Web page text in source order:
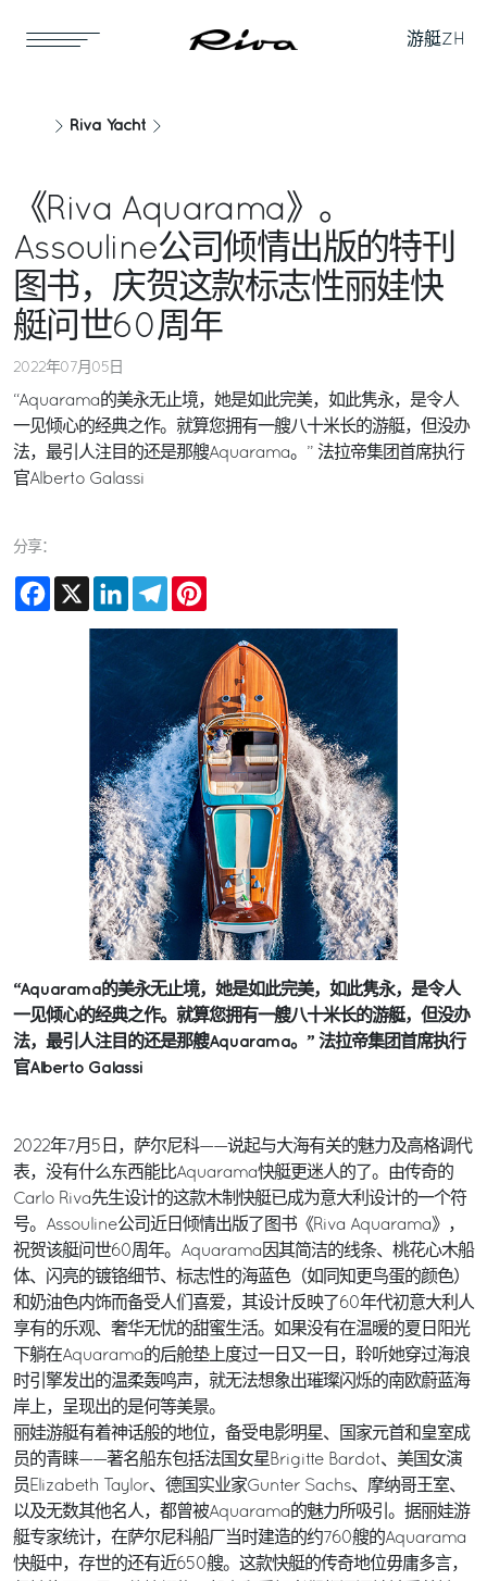
游艇ZH
Riva Yacht
《Riva Aquarama》。
Assouline公司倾情出版的特刊
图书，庆贺这款标志性丽娃快
艇问世60周年
2022年07月05日
“Aquarama的美永无止境，她是如此完美，如此隽永，是令人
一见倾心的经典之作。就算您拥有一艘八十米长的游艇，但没办
法，最引人注目的还是那艘Aquarama。” 法拉帝集团首席执行
官Alberto Galassi
分享：
Facebook
X LinkedInTelegram
“Aquarama的美永无止境，她是如此完美，如此隽永，是令人
一见倾心的经典之作。就算您拥有一艘八十米长的游艇，但没办
法，最引人注目的还是那艘Aquarama。” 法拉帝集团首席执行
官Alberto Galassi
2022年7月5日，萨尔尼科——说起与大海有关的魅力及高格调代
表，没有什么东西能比Aquarama快艇更迷人的了。由传奇的
Carlo Riva先生设计的这款木制快艇已成为意大利设计的一个符
号。Assouline公司近日倾情出版了图书《Riva Aquarama》，
祝贺该艇问世60周年。Aquarama因其简洁的线条、桃花心木船
体、闪亮的镀铬细节、标志性的海蓝色（如同知更鸟蛋的颜色）
和奶油色内饰而备受人们喜爱，其设计反映了60年代初意大利人
享有的乐观、奢华无忧的甜蜜生活。如果没有在温暖的夏日阳光
下躺在Aquarama的后舱垫上度过一日又一日，聆听她穿过海浪
时引擎发出的温柔轰鸣声，就无法想象出璀璨闪烁的南欧蔚蓝海
岸上，呈现出的是何等美景。
丽娃游艇有着神话般的地位，备受电影明星、国家元首和皇室成
员的青睐——著名船东包括法国女星Brigitte Bardot、美国女演
员Elizabeth Taylor、德国实业家Gunter Sachs、摩纳哥王室、
以及无数其他名人，都曾被Aquarama的魅力所吸引。据丽娃游
艇专家统计，在萨尔尼科船厂当时建造的约760艘的Aquarama
快艇中，存世的还有近650艘。这款快艇的传奇地位毋庸多言，